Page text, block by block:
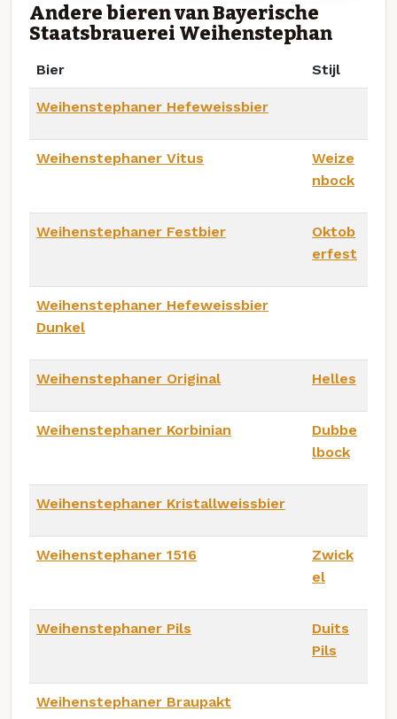
Andere bieren van Bayerische
Staatsbrauerei Weihenstephan
Bier Stijl
Weihenstephaner Hefeweissbier
Weihenstephaner Vitus
Weize
nbock
Weihenstephaner Festbier
Oktob
erfest
Weihenstephaner Hefeweissbier
Dunkel
Weihenstephaner Original Helles
Weihenstephaner Korbinian
Dubbe
lbock
Weihenstephaner Kristallweissbier
Weihenstephaner 1516
Zwick
el
Weihenstephaner Pils
Duits
Pils
Weihenstephaner Braupakt